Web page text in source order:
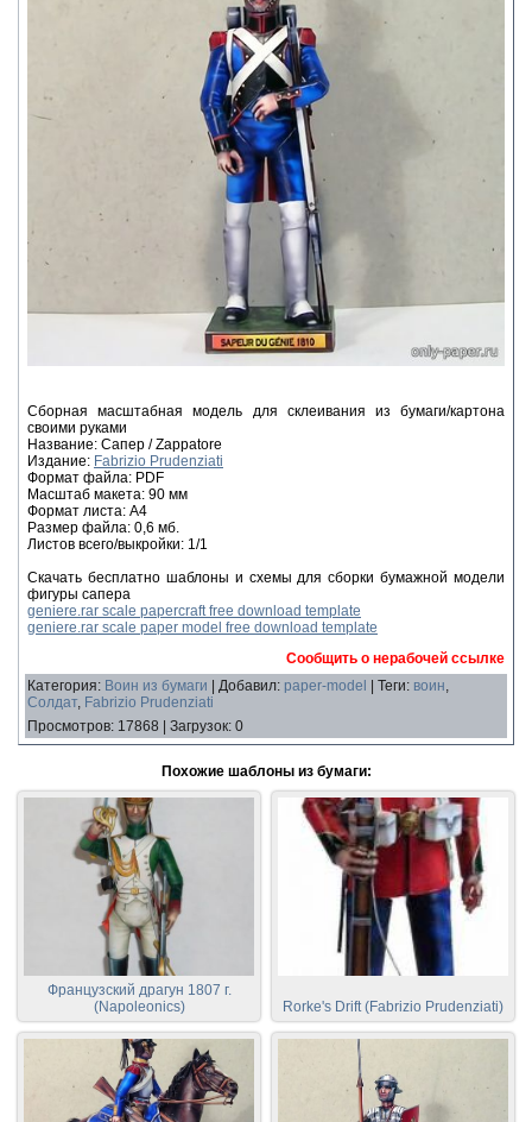
Сборная масштабная модель для склеивания из бумаги/картона
своими руками
Название: Сапер / Zappatore
Издание: Fabrizio Prudenziati
Формат файла: PDF
Масштаб макета: 90 мм
Формат листа: А4
Размер файла: 0,6 мб.
Листов всего/выкройки: 1/1
Скачать бесплатно шаблоны и схемы для сборки бумажной модели
фигуры сапера
geniere.rar scale papercraft free download template
geniere.rar scale paper model free download template
Сообщить о нерабочей ссылке
Категория: Воин из бумаги Добавил: paper-model Теги: воин,
Солдат, Fabrizio Prudenziati
Просмотров: 17868 Загрузок: 0
Похожие шаблоны из бумаги:
Французский драгун 1807 г.
(Napoleonics)
Rorke's Drift (Fabrizio Prudenziati)